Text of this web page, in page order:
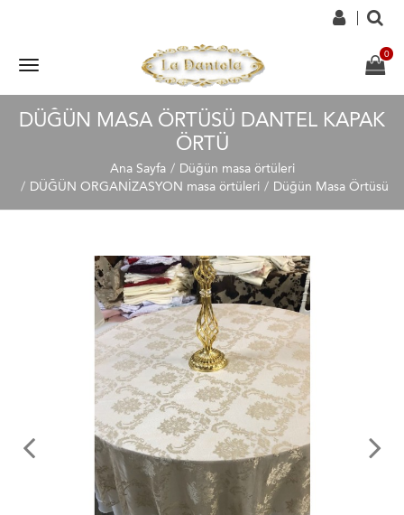
DÜĞÜN MASA ÖRTÜSÜ DANTEL KAPAK
ÖRTÜ
Ana Sayfa
Düğün masa örtüleri
DÜĞÜN ORGANİZASYON masa örtüleri
Düğün Masa Örtüsü